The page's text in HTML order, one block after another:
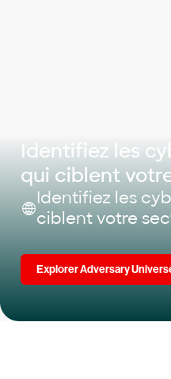
Identifiez les
qui ciblent
Identifiez les
ciblent votre
Explorer Adversary